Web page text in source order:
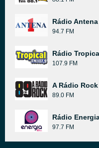
Rádio
94.7 FM
Rádio
107.9 FM
A Rádio
89.0 FM
Rádio
97.7 FM